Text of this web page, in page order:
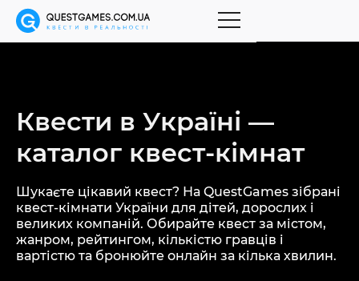
Квести в Україні —
каталог квест-кімнат
Шукаєте цікавий квест? На QuestGames зібрані
квест-кімнати України для дітей, дорослих і
великих компаній. Обирайте квест за містом,
жанром, рейтингом, кількістю гравців і
вартістю та бронюйте онлайн за кілька хвилин.